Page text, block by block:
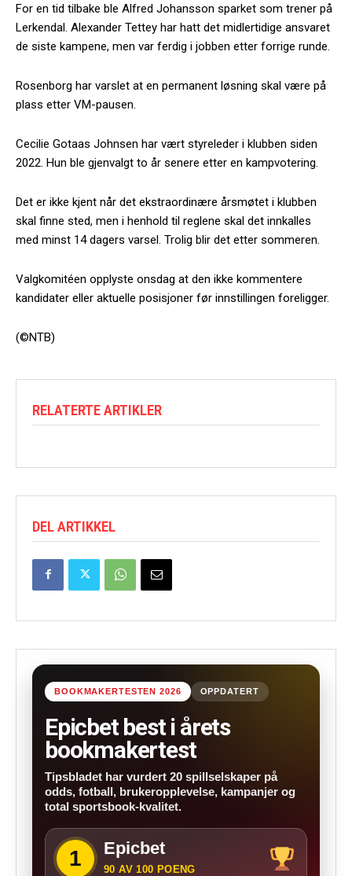
For en tid tilbake ble Alfred Johansson sparket som trener på
Lerkendal. Alexander Tettey har hatt det midlertidige ansvaret
de siste kampene, men var ferdig i jobben etter forrige runde.
Rosenborg har varslet at en permanent løsning skal være på
plass etter VM-pausen.
Cecilie Gotaas Johnsen har vært styreleder i klubben siden
2022. Hun ble gjenvalgt to år senere etter en kampvotering.
Det er ikke kjent når det ekstraordinære årsmøtet i klubben
skal finne sted, men i henhold til reglene skal det innkalles
med minst 14 dagers varsel. Trolig blir det etter sommeren.
Valgkomitéen opplyste onsdag at den ikke kommentere
kandidater eller aktuelle posisjoner før innstillingen foreligger.
(©NTB)
RELATERTE ARTIKLER
DEL ARTIKKEL
BOOKMAKERTESTEN 2026 OPPDATERT
Epicbet best i årets
bookmakertest
Tipsbladet har vurdert 20 spillselskaper på
odds, fotball, brukeropplevelse, kampanjer og
total sportsbook-kvalitet.
1 Epicbet
90 AV 100 POENG